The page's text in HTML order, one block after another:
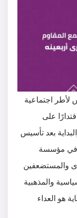
لأطر اجتماعية
على
بعد تأسيس
في مؤسسة
والمستضعفين
والمذهبية
هو العداء